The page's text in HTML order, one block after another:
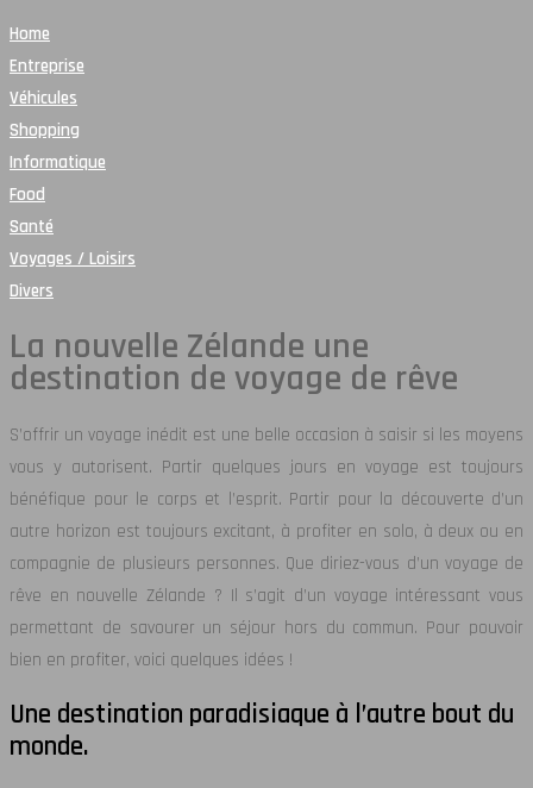
Home
Entreprise
Véhicules
Shopping
Informatique
Food
Santé
Voyages / Loisirs
Divers
La nouvelle Zélande une
destination de voyage de rêve
S’offrir un voyage inédit est une belle occasion à saisir si les moyens
vous y autorisent. Partir quelques jours en voyage est toujours
bénéfique pour le corps et l’esprit. Partir pour la découverte d’un
autre horizon est toujours excitant, à profiter en solo, à deux ou en
compagnie de plusieurs personnes. Que diriez-vous d’un voyage de
rêve en nouvelle Zélande ? Il s’agit d’un voyage intéressant vous
permettant de savourer un séjour hors du commun. Pour pouvoir
bien en profiter, voici quelques idées !
Une destination paradisiaque à l’autre bout du
monde.